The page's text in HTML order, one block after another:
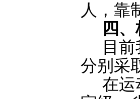
人，靠
四
目
分别采
在运